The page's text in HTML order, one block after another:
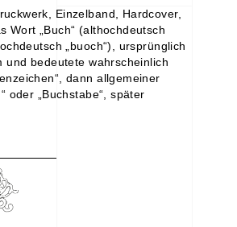
Einzelband, Hardcover,
Wort „Buch“ (althochdeutsch
„buoch“), ursprünglich
und bedeutete wahrscheinlich
dann allgemeiner
oder „Buchstabe“, später